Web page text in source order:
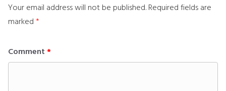
Your email address will not be published. Required fields are
marked *
Comment *